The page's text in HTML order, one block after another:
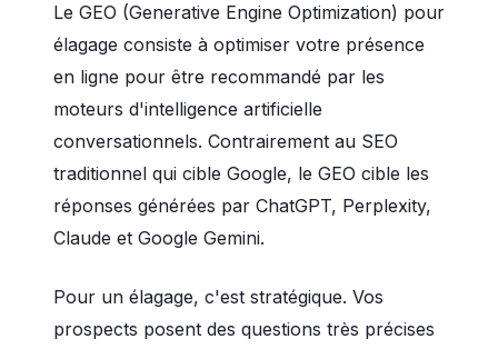
Le GEO (Generative Engine Optimization) pour
élagage consiste à optimiser votre présence
en ligne pour être recommandé par les
moteurs d'intelligence artificielle
conversationnels. Contrairement au SEO
traditionnel qui cible Google, le GEO cible les
réponses générées par ChatGPT, Perplexity,
Claude et Google Gemini.
Pour un élagage, c'est stratégique. Vos
prospects posent des questions très précises